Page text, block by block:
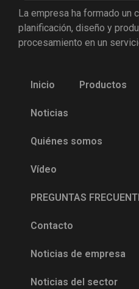
La empresa ha formado un
planificación, diseño y
procesamiento en un
Inicio Productos
Noticias
Quiénes somos
Vídeo
PREGUNTAS
Contacto
Noticias de empresa
Noticias del sector